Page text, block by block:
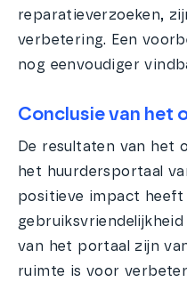
reparatieverzoeken,
verbetering.
Een
nog eenvoudiger
Conclusie van het
De resultaten van het
het huurdersportaal
positieve impact heeft
van het portaal zijn
ruimte is voor